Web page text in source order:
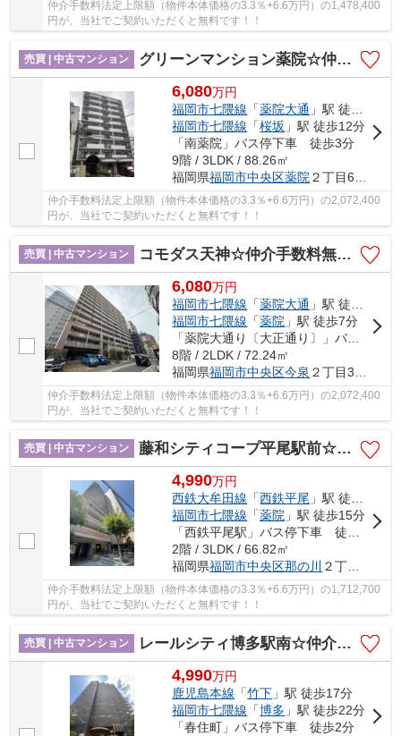
仲介手数料法定上限額（物件本体価格の3.3％+6.6万円）の1,478,400
円が、当社でご契約いただくと無料です！！
売買 | 中古マンション グリーンマンション薬院☆仲介手数料無料☆
6,080万円
福岡市七隈線 「薬院大通 」駅 徒歩6分
福岡市七隈線 「桜坂 」駅 徒歩12分
「南薬院」バス停下車 徒歩3分
9階 / 3LDK / 88.26㎡
福岡県福岡市中央区薬院 ２丁目6-19
仲介手数料法定上限額（物件本体価格の3.3％+6.6万円）の2,072,400
円が、当社でご契約いただくと無料です！！
売買 | 中古マンション コモダス天神☆仲介手数料無料☆
6,080万円
福岡市七隈線 「薬院大通 」駅 徒歩7分
福岡市七隈線 「薬院 」駅 徒歩7分
「薬院大通り〔大正通り〕」バス停下車 徒歩4分
8階 / 2LDK / 72.24㎡
福岡県福岡市中央区今泉 ２丁目3-41
仲介手数料法定上限額（物件本体価格の3.3％+6.6万円）の2,072,400
円が、当社でご契約いただくと無料です！！
売買 | 中古マンション 藤和シティコープ平尾駅前☆仲介手数料無料☆
4,990万円
西鉄大牟田線 「西鉄平尾 」駅 徒歩2分
福岡市七隈線 「薬院 」駅 徒歩15分
「西鉄平尾駅」バス停下車 徒歩4分
2階 / 3LDK / 66.82㎡
福岡県福岡市中央区那の川 ２丁目11-10
仲介手数料法定上限額（物件本体価格の3.3％+6.6万円）の1,712,700
円が、当社でご契約いただくと無料です！！
売買 | 中古マンション レールシティ博多駅南☆仲介手数料無料☆
4,990万円
鹿児島本線 「竹下 」駅 徒歩17分
福岡市七隈線 「博多 」駅 徒歩22分
「春住町」バス停下車 徒歩2分